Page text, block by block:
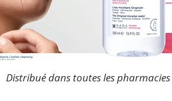
Distribué dans toutes les